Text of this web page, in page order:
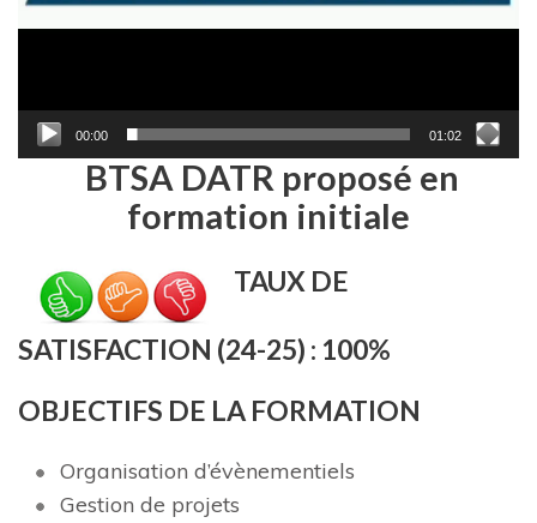
00:00 01:02
BTSA DATR proposé en
formation initiale
TAUX DE
SATISFACTION (24-25) : 100%
OBJECTIFS DE LA FORMATION
Organisation d’évènementiels
Gestion de projets